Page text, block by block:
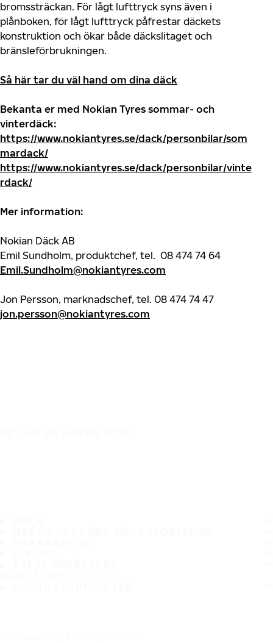
bromssträckan. För lågt lufttryck syns även i
plånboken, för lågt lufttryck påfrestar däckets
konstruktion och ökar både däckslitaget och
bränsleförbrukningen.
Så här tar du väl hand om dina däck
Bekanta er med Nokian Tyres sommar- och
vinterdäck:
https://www.nokiantyres.se/dack/personbilar/som
mardack/
https://www.nokiantyres.se/dack/personbilar/vinte
rdack/
Mer information:
Nokian Däck AB
Emil Sundholm, produktchef, tel. 08 474 74 64
Emil.Sundholm@nokiantyres.com
Jon Persson, marknadschef, tel. 08 474 74 47
jon.persson@nokiantyres.com